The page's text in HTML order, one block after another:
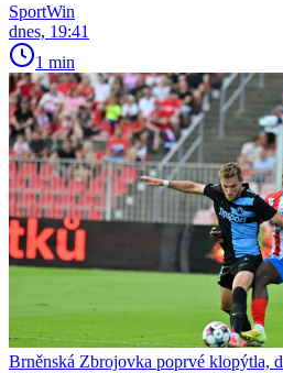
SportWin
dnes, 19:41
1 min
Brněnská Zbrojovka poprvé klopýtla,